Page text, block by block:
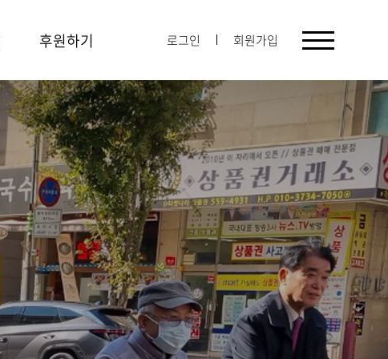
후원하기 로그인 회원가입